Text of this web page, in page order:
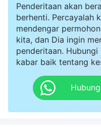
Penderitaan akan
berhenti. Percayalah
mendengar
kita, dan Dia ingin
penderitaan.
kabar baik tentang